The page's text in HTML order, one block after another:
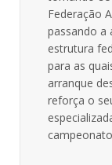
Federação
passando a
estrutura
para as
arranque
reforça o